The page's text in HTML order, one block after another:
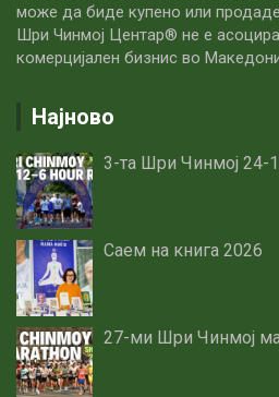
може да биде купено или
Шри Чинмој Центар® не е
комерцијален бизнис во
Најново
3-та Шри Чинмој 24-
Саем на книга 2026
27-ми Шри Чинмој